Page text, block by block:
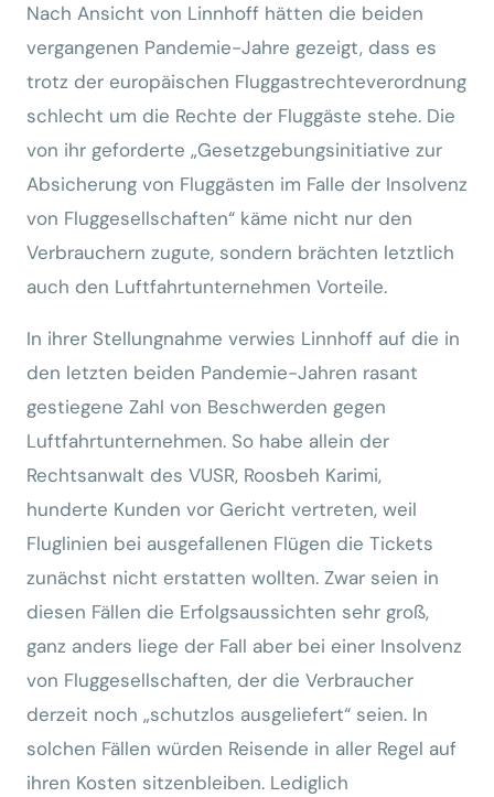
Nach Ansicht von Linnhoff hätten die beiden
vergangenen Pandemie-Jahre gezeigt, dass es
trotz der europäischen Fluggastrechteverordnung
schlecht um die Rechte der Fluggäste stehe. Die
von ihr geforderte „Gesetzgebungsinitiative zur
Absicherung von Fluggästen im Falle der Insolvenz
von Fluggesellschaften“ käme nicht nur den
Verbrauchern zugute, sondern brächten letztlich
auch den Luftfahrtunternehmen Vorteile.
In ihrer Stellungnahme verwies Linnhoff auf die in
den letzten beiden Pandemie-Jahren rasant
gestiegene Zahl von Beschwerden gegen
Luftfahrtunternehmen. So habe allein der
Rechtsanwalt des VUSR, Roosbeh Karimi,
hunderte Kunden vor Gericht vertreten, weil
Fluglinien bei ausgefallenen Flügen die Tickets
zunächst nicht erstatten wollten. Zwar seien in
diesen Fällen die Erfolgsaussichten sehr groß,
ganz anders liege der Fall aber bei einer Insolvenz
von Fluggesellschaften, der die Verbraucher
derzeit noch „schutzlos ausgeliefert“ seien. In
solchen Fällen würden Reisende in aller Regel auf
ihren Kosten sitzenbleiben. Lediglich